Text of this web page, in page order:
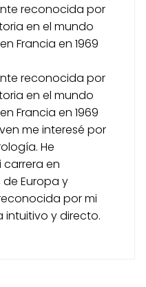
reconocida por
en el mundo
Francia en 1969
reconocida por
en el mundo
Francia en 1969
me interesé por
He
en
Europa y
por mi
intuitivo y directo.